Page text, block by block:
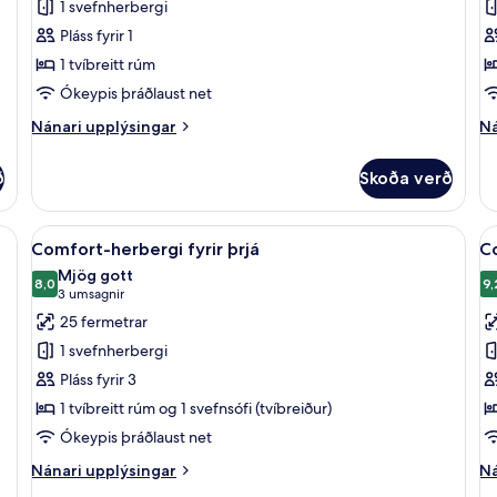
-
sjávarsýn
1 svefnherbergi
Pláss fyrir 1
1 tvíbreitt rúm
Ókeypis þráðlaust net
Nánari upplýsingar
Nánari
herbergi
sjávarsýn
Skoða verð
skrifborð, vinnuaðstaða fyrir fartölvur
Skoða
allar
myndir
fyrir
Comfort-
herbergi
fyrir
þrjá
Míníbar, öryggishólf í herbergi,
5
Comfort-herbergi fyrir þrjá
8,08,0 af 10
Mjög gott
3 umsagnir
(3
umsagnir)
25 fermetrar
1 svefnherbergi
Pláss fyrir 3
1 tvíbreitt rúm og 1 svefnsófi (tvíbreiður)
Ókeypis þráðlaust net
Nánari upplýsingar
Nánari